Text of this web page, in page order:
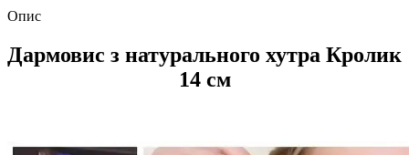
Опис
Дармовис з натурального хутра Кролик
14 см